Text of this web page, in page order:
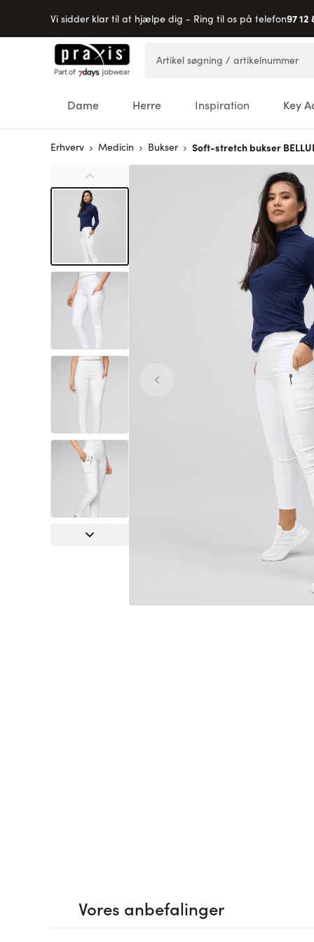
Vi sidder klar til at hjælpe dig - Ring til os på telefon97 12
Skip to Content
Dame Herre Inspiration Key
Erhverv Medicin Bukser Soft-stretch bukser
Vores anbefalinger